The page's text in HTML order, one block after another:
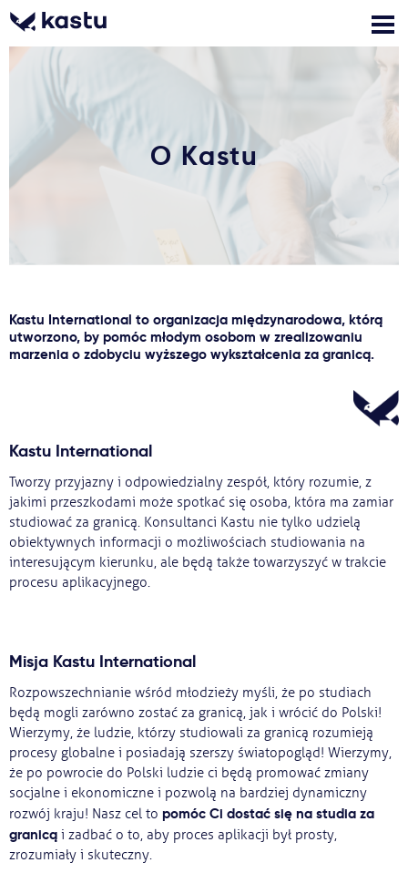
Zaloguj się
Formularz aplikacyjny
Zadzwoń
Gdzie studiować?
Usługi
Dlaczego Kastu?
O Kastu
Kastu International to organizacja międzynarodowa, którą
utworzono, by pomóc młodym osobom w zrealizowaniu
marzenia o zdobyciu wyższego wykształcenia za granicą.
Kastu International
Tworzy przyjazny i odpowiedzialny zespół, który rozumie, z
jakimi przeszkodami może spotkać się osoba, która ma zamiar
studiować za granicą. Konsultanci Kastu nie tylko udzielą
obiektywnych informacji o możliwościach studiowania na
interesującym kierunku, ale będą także towarzyszyć w trakcie
procesu aplikacyjnego.
Misja Kastu International
Rozpowszechnianie wśród młodzieży myśli, że po studiach
będą mogli zarówno zostać za granicą, jak i wrócić do Polski!
Wierzymy, że ludzie, którzy studiowali za granicą rozumieją
procesy globalne i posiadają szerszy światopogląd! Wierzymy,
że po powrocie do Polski ludzie ci będą promować zmiany
socjalne i ekonomiczne i pozwolą na bardziej dynamiczny
rozwój kraju! Nasz cel to pomóc Ci dostać się na studia za
granicą i zadbać o to, aby proces aplikacji był prosty,
zrozumiały i skuteczny.